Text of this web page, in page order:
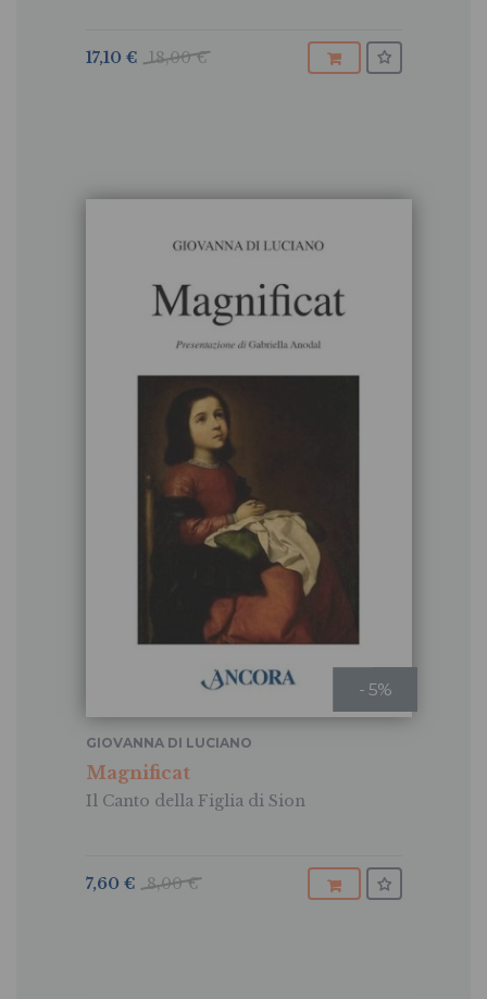
18,00 €
17,10 €
- 5%
Magnificat
Il Canto della Figlia di Sion
GIOVANNA DI LUCIANO
8,00 €
7,60 €